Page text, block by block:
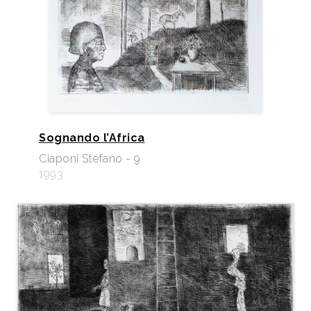
Sognando l’Africa
Ciaponi Stefano - 9
1993